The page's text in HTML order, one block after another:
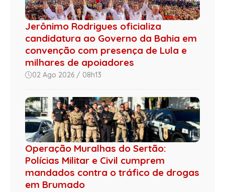
Jerônimo Rodrigues oficializa
candidatura ao Governo da Bahia em
convenção com presença de Lula e
milhares de apoiadores
02 Ago 2026 / 08h13
Operação Muralhas do Sertão:
Polícias Militar e Civil cumprem
mandados contra o tráfico de drogas
em Brumado